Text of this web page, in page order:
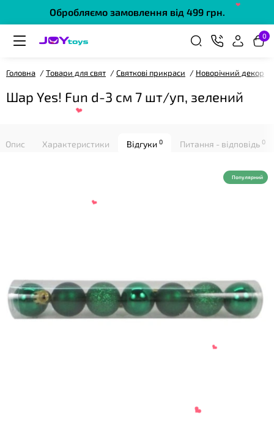
Обробляємо замовлення від 499 грн.
0
Головна Товари для свят Святкові прикраси Новорічний декор
Шар Yes! Fun d-3 cм 7 шт/уп, зелений
Опис Характеристики Відгуки 0 Питання - відповідь 0
Популярний
❤